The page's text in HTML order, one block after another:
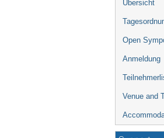
Übersicht
Open
Anmeldung
Venue and